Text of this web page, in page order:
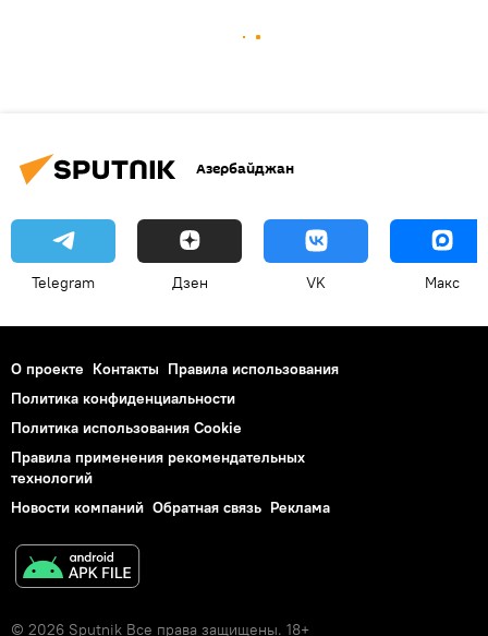
Азербайджан
Telegram Дзен VK Макс
О проекте Контакты Правила использования
Политика конфиденциальности
Политика использования Cookie
Правила применения рекомендательных
технологий
Новости компаний Обратная связь Реклама
© 2026 Sputnik Все права защищены. 18+